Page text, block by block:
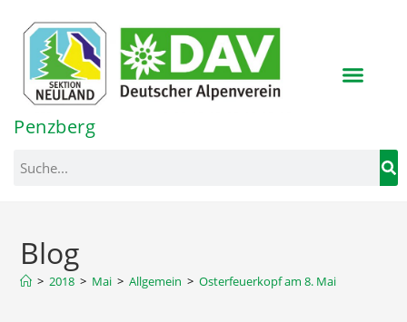
springen
Penzberg
Blog
> 2018 > Mai > Allgemein > Osterfeuerkopf am 8. Mai